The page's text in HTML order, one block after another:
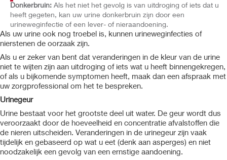
Donkerbruin: Als het niet het gevolg is van uitdroging of iets dat u
heeft gegeten, kan uw urine donkerbruin zijn door een
urineweginfectie of een lever- of nieraandoening.
Als uw urine ook nog troebel is, kunnen urineweginfecties of
nierstenen de oorzaak zijn.
Als u er zeker van bent dat veranderingen in de kleur van de urine
niet te wijten zijn aan uitdroging of iets wat u heeft binnengekregen,
of als u bijkomende symptomen heeft, maak dan een afspraak met
uw zorgprofessional om het te bespreken.
Urinegeur
Urine bestaat voor het grootste deel uit water. De geur wordt dus
veroorzaakt door de hoeveelheid en concentratie afvalstoffen die
de nieren uitscheiden. Veranderingen in de urinegeur zijn vaak
tijdelijk en gebaseerd op wat u eet (denk aan asperges) en niet
noodzakelijk een gevolg van een ernstige aandoening.